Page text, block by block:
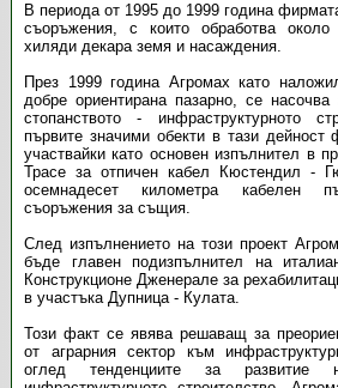
В периода от 1995 до 1999 година
съоръжения, с които обработва
хиляди декара земя и насаждения.
През 1999 година Агромах като
добре ориентирана пазарно, се
стопанството - инфраструктурното
първите значими обекти в тази дейност
участвайки като основен изпълнител в
Трасе за отпичен кабел Кюстендил -
осемнадесет километра кабелен
съоръжения за същия.
След изпълнението на този проект
бъде главен подизпълнител на
Конструкционе Дженерале за
в участъка Дупница - Кулата.
Този факт се явява решаващ за
от аграрния сектор към
оглед тенденциите за развитие